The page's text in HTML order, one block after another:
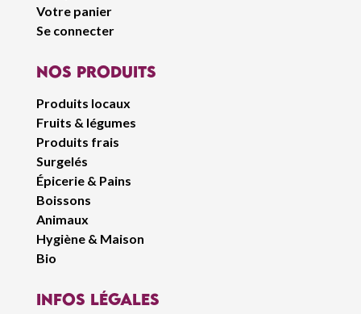
Votre panier
Se connecter
Nos produits
Produits locaux
Fruits & légumes
Produits frais
Surgelés
Épicerie & Pains
Boissons
Animaux
Hygiène & Maison
Bio
infos légales